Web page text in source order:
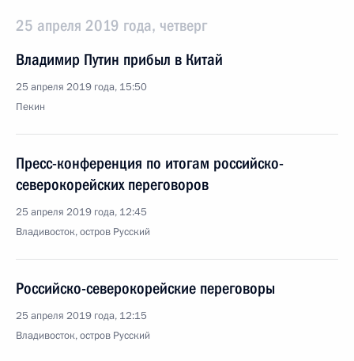
25 апреля 2019 года, четверг
Владимир Путин прибыл в Китай
25 апреля 2019 года, 15:50
Пекин
Пресс-конференция по итогам российско-
северокорейских переговоров
25 апреля 2019 года, 12:45
Владивосток, остров Русский
Российско-северокорейские переговоры
25 апреля 2019 года, 12:15
Владивосток, остров Русский